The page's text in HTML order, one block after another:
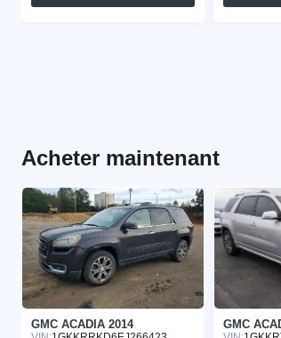
Acheter maintenant
GMC ACADIA 2014 GMC